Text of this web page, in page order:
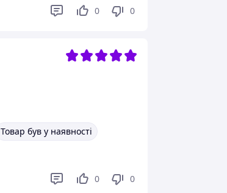
0 0
Товар був у наявності
0 0